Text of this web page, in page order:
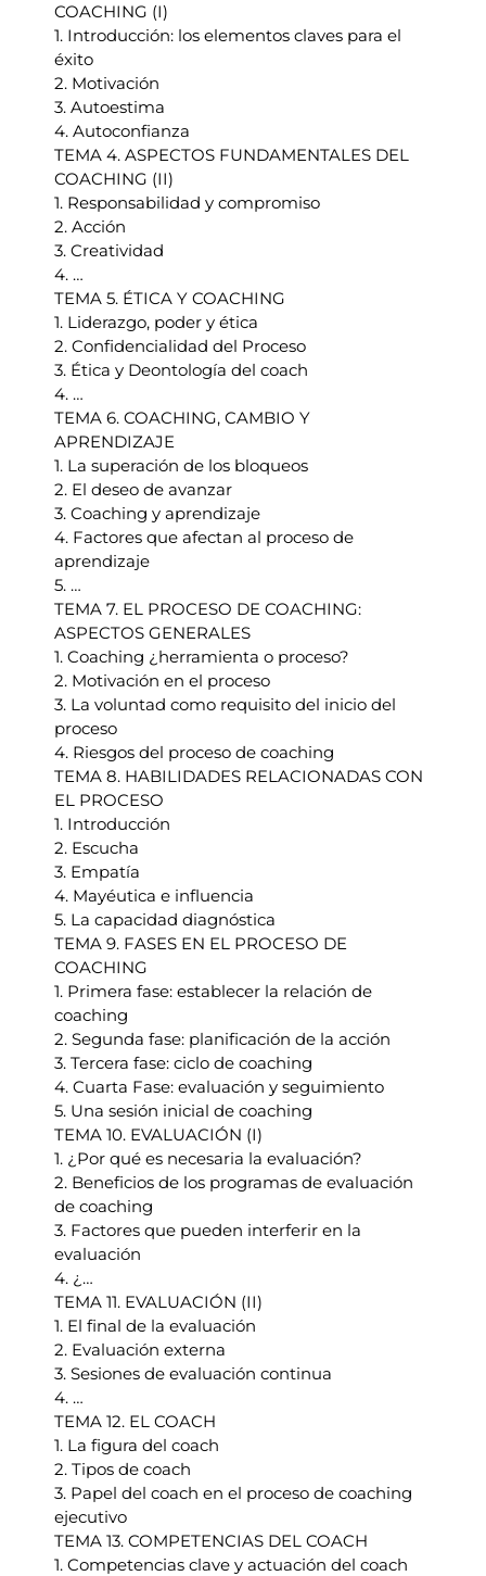
COACHING (I)
1. Introducción: los elementos claves para el
éxito
2. Motivación
3. Autoestima
4. Autoconfianza
TEMA 4. ASPECTOS FUNDAMENTALES DEL
COACHING (II)
1. Responsabilidad y compromiso
2. Acción
3. Creatividad
4. …
TEMA 5. ÉTICA Y COACHING
1. Liderazgo, poder y ética
2. Confidencialidad del Proceso
3. Ética y Deontología del coach
4. …
TEMA 6. COACHING, CAMBIO Y
APRENDIZAJE
1. La superación de los bloqueos
2. El deseo de avanzar
3. Coaching y aprendizaje
4. Factores que afectan al proceso de
aprendizaje
5. …
TEMA 7. EL PROCESO DE COACHING:
ASPECTOS GENERALES
1. Coaching ¿herramienta o proceso?
2. Motivación en el proceso
3. La voluntad como requisito del inicio del
proceso
4. Riesgos del proceso de coaching
TEMA 8. HABILIDADES RELACIONADAS CON
EL PROCESO
1. Introducción
2. Escucha
3. Empatía
4. Mayéutica e influencia
5. La capacidad diagnóstica
TEMA 9. FASES EN EL PROCESO DE
COACHING
1. Primera fase: establecer la relación de
coaching
2. Segunda fase: planificación de la acción
3. Tercera fase: ciclo de coaching
4. Cuarta Fase: evaluación y seguimiento
5. Una sesión inicial de coaching
TEMA 10. EVALUACIÓN (I)
1. ¿Por qué es necesaria la evaluación?
2. Beneficios de los programas de evaluación
de coaching
3. Factores que pueden interferir en la
evaluación
4. ¿…
TEMA 11. EVALUACIÓN (II)
1. El final de la evaluación
2. Evaluación externa
3. Sesiones de evaluación continua
4. …
TEMA 12. EL COACH
1. La figura del coach
2. Tipos de coach
3. Papel del coach en el proceso de coaching
ejecutivo
TEMA 13. COMPETENCIAS DEL COACH
1. Competencias clave y actuación del coach